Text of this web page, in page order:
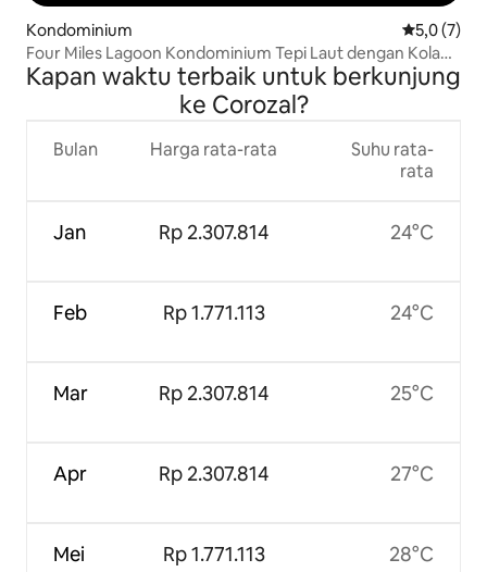
Kondominium Nilai rata-
5,0 (7)
Four Miles Lagoon Kondominium Tepi Laut dengan Kolam
Renang #3
Kapan waktu terbaik untuk berkunjung
ke Corozal?
Bulan
Jan
Feb
Mar
Apr
Mei
Harga rata-rata
Rp 2.307.814
Rp 1.771.113
Rp 2.307.814
Rp 2.307.814
Rp 1.771.113
Suhu rata-
rata
24°C
24°C
25°C
27°C
28°C